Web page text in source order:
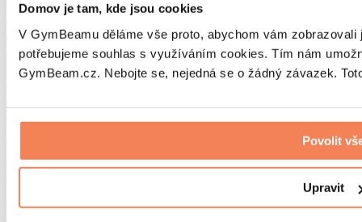
Domov je tam, kde jsou cookies
V GymBeamu děláme vše proto, abychom vám
potřebujeme souhlas s využíváním cookies. Tím nám
GymBeam.cz. Nebojte se, nejedná se o žádný závazek.
Povolit
Upravit
Běh
Bojové sporty
Cyklistika
Jóga a pilates
Otužování
Turistika
Red Light Therapy
Vodní filtry a konvice